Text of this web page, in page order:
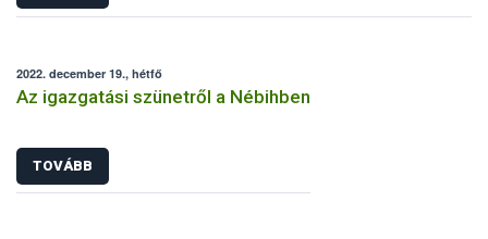
2022. december 19., hétfő
Az igazgatási szünetről a Nébihben
TOVÁBB